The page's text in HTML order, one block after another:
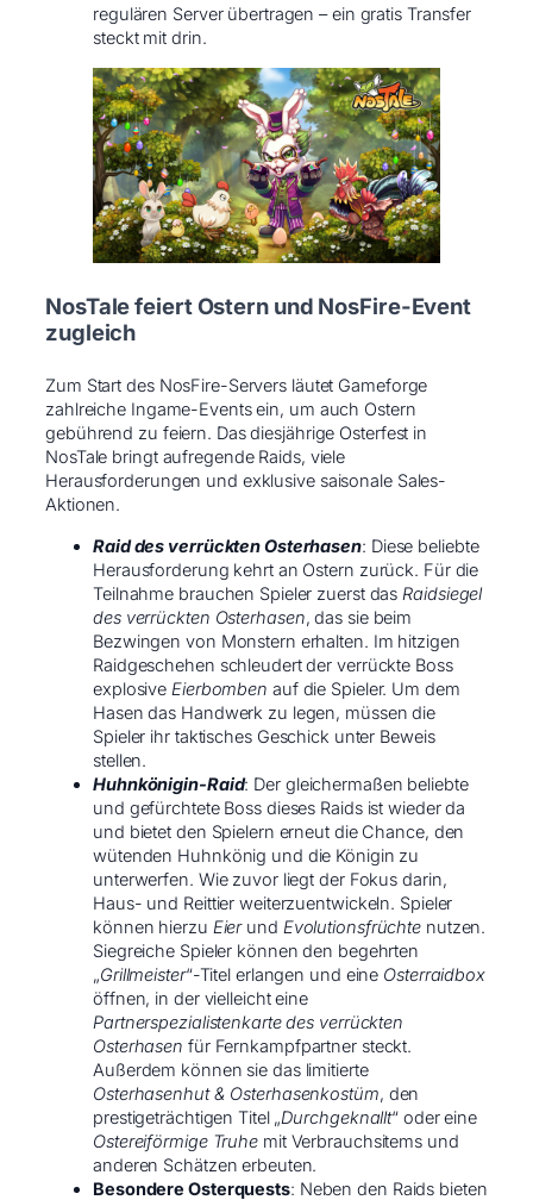
regulären Server übertragen – ein gratis Transfer
steckt mit drin.
NosTale feiert Ostern und NosFire-Event
zugleich
Zum Start des NosFire-Servers läutet Gameforge
zahlreiche Ingame-Events ein, um auch Ostern
gebührend zu feiern. Das diesjährige Osterfest in
NosTale bringt aufregende Raids, viele
Herausforderungen und exklusive saisonale Sales-
Aktionen.
Raid des verrückten Osterhasen: Diese beliebte
Herausforderung kehrt an Ostern zurück. Für die
Teilnahme brauchen Spieler zuerst das Raidsiegel
des verrückten Osterhasen, das sie beim
Bezwingen von Monstern erhalten. Im hitzigen
Raidgeschehen schleudert der verrückte Boss
explosive Eierbomben auf die Spieler. Um dem
Hasen das Handwerk zu legen, müssen die
Spieler ihr taktisches Geschick unter Beweis
stellen.
Huhnkönigin-Raid: Der gleichermaßen beliebte
und gefürchtete Boss dieses Raids ist wieder da
und bietet den Spielern erneut die Chance, den
wütenden Huhnkönig und die Königin zu
unterwerfen. Wie zuvor liegt der Fokus darin,
Haus- und Reittier weiterzuentwickeln. Spieler
können hierzu Eierund Evolutionsfrüchte nutzen.
Siegreiche Spieler können den begehrten
„Grillmeister“-Titel erlangen und eine Osterraidbox
öffnen, in der vielleicht eine
Partnerspezialistenkarte des verrückten
Osterhasen für Fernkampfpartner steckt.
Außerdem können sie das limitierte
Osterhasenhut & Osterhasenkostüm, den
prestigeträchtigen Titel „Durchgeknallt“ oder eine
Ostereiförmige Truhe mit Verbrauchsitems und
anderen Schätzen erbeuten.
Besondere Osterquests: Neben den Raids bieten